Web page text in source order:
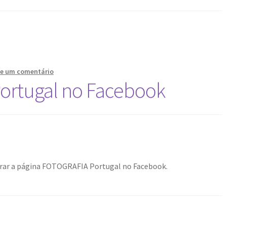
um comentário
no Facebook
a página FOTOGRAFIA Portugal no Facebook.